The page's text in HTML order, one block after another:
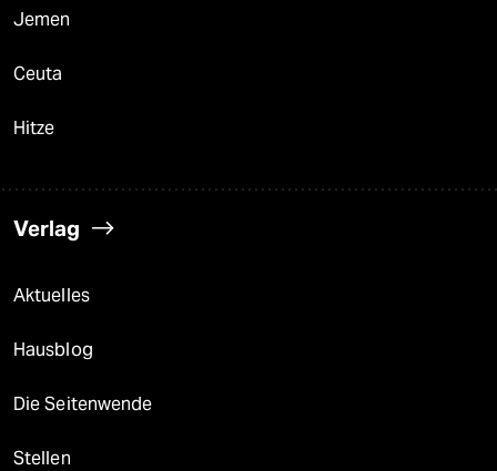
Jemen
Ceuta
Hitze
Verlag
Aktuelles
Hausblog
Die Seitenwende
Stellen